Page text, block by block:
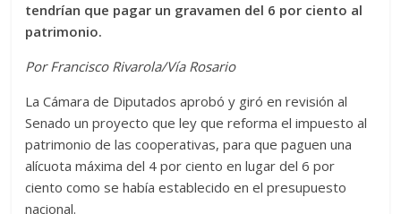
tendrían que pagar un gravamen del 6 por ciento al
patrimonio.
Por Francisco Rivarola/Vía Rosario
La Cámara de Diputados aprobó y giró en revisión al
Senado un proyecto que ley que reforma el impuesto al
patrimonio de las cooperativas, para que paguen una
alícuota máxima del 4 por ciento en lugar del 6 por
ciento como se había establecido en el presupuesto
nacional.